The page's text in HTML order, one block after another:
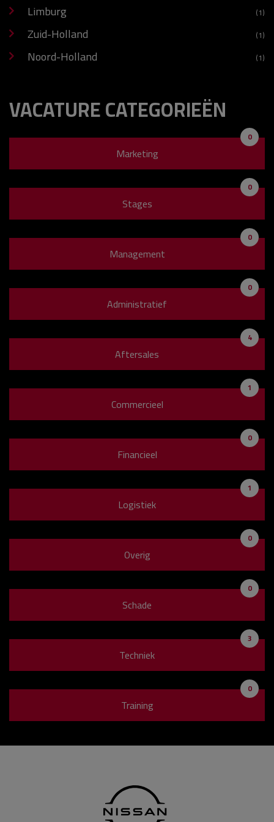
Limburg (1)
Zuid-Holland (1)
Noord-Holland (1)
VACATURE CATEGORIEËN
Marketing
0
Stages
0
Management
0
Administratief
0
Aftersales
4
Commercieel
1
Financieel
0
Logistiek
1
Overig
0
Schade
0
Techniek
3
Training
0